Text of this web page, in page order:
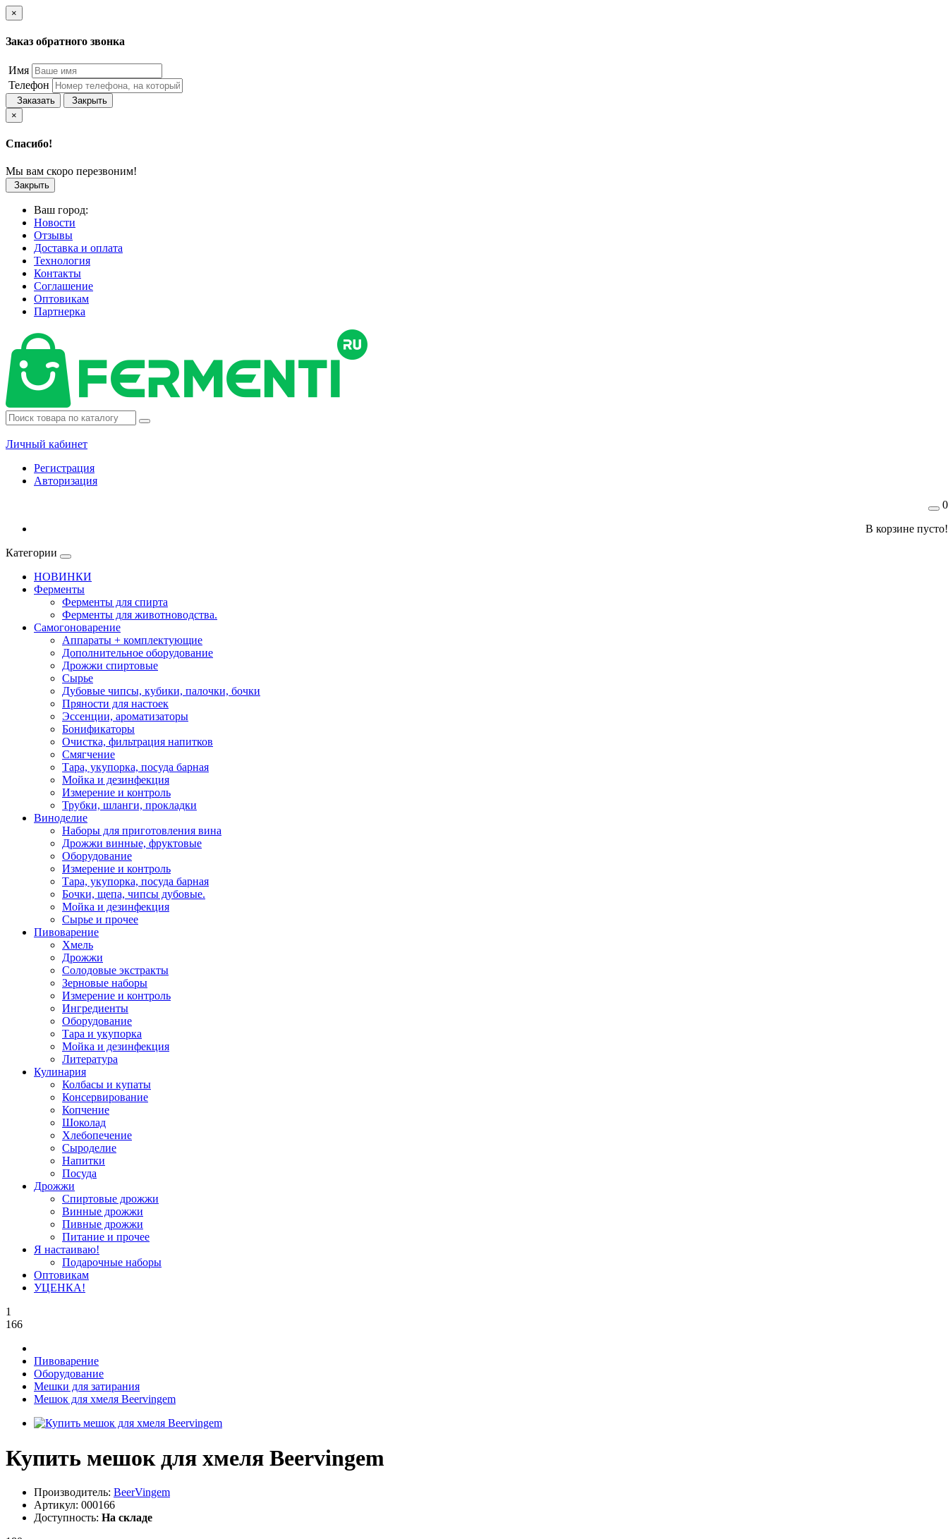
×
Заказ обратного звонка
Имя
Телефон
Заказать
Закрыть
×
Спасибо!
Мы вам скоро перезвоним!
Закрыть
Ваш город:
Новости
Отзывы
Доставка и оплата
Технология
Контакты
Соглашение
Оптовикам
Партнерка
Личный кабинет
Регистрация
Авторизация
0
В корзине пусто!
Категории
НОВИНКИ
Ферменты
Ферменты для спирта
Ферменты для животноводства.
Самогоноварение
Аппараты + комплектующие
Дополнительное оборудование
Дрожжи спиртовые
Сырье
Дубовые чипсы, кубики, палочки, бочки
Пряности для настоек
Эссенции, ароматизаторы
Бонификаторы
Очистка, фильтрация напитков
Смягчение
Тара, укупорка, посуда барная
Мойка и дезинфекция
Измерение и контроль
Трубки, шланги, прокладки
Виноделие
Наборы для приготовления вина
Дрожжи винные, фруктовые
Оборудование
Измерение и контроль
Тара, укупорка, посуда барная
Бочки, щепа, чипсы дубовые.
Мойка и дезинфекция
Сырье и прочее
Пивоварение
Хмель
Дрожжи
Солодовые экстракты
Зерновые наборы
Измерение и контроль
Ингредиенты
Оборудование
Тара и укупорка
Мойка и дезинфекция
Литература
Кулинария
Колбасы и купаты
Консервирование
Копчение
Шоколад
Хлебопечение
Сыроделие
Напитки
Посуда
Дрожжи
Спиртовые дрожжи
Винные дрожжи
Пивные дрожжи
Питание и прочее
Я настаиваю!
Подарочные наборы
Оптовикам
УЦЕНКА!
1
166
Пивоварение
Оборудование
Мешки для затирания
Мешок для хмеля Beervingem
Купить мешок для хмеля Beervingem
Производитель: BeerVingem
Артикул: 000166
Доступность: На складе